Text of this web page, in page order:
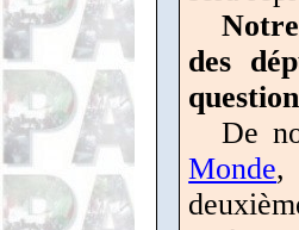
des
De
Monde,